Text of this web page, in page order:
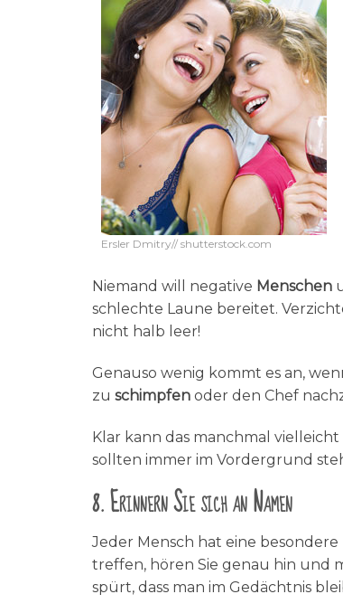
Ersler Dmitry// shutterstock.com
Niemand will negative Menschen
schlechte Laune bereitet.
nicht halb leer!
Genauso wenig kommt es an,
zu schimpfen oder den Chef
Klar kann das manchmal vielleicht
sollten immer im Vordergrund
8. Erinnern Sie sich an Namen
Jeder Mensch hat eine besondere
treffen, hören Sie genau hin und
spürt, dass man im Gedächtnis